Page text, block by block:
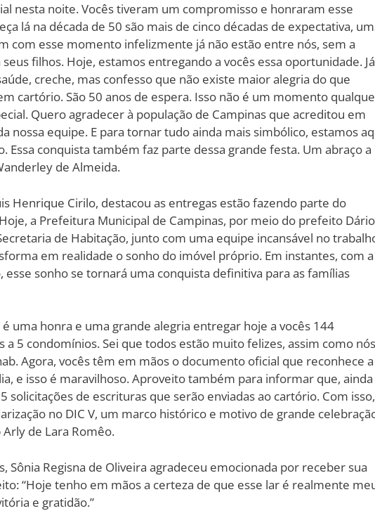
nesta noite. Vocês tiveram um compromisso e honraram esse
lá na década de 50 são mais de cinco décadas de expectativa,
com esse momento infelizmente já não estão entre nós, sem a
filhos. Hoje, estamos entregando a vocês essa oportunidade. Já
creche, mas confesso que não existe maior alegria do que
cartório. São 50 anos de espera. Isso não é um momento
Quero agradecer à população de Campinas que acreditou em
nossa equipe. E para tornar tudo ainda mais simbólico, estamos
Essa conquista também faz parte dessa grande festa. Um abraço a
de Almeida.
Henrique Cirilo, destacou as entregas estão fazendo parte do
a Prefeitura Municipal de Campinas, por meio do prefeito Dário
de Habitação, junto com uma equipe incansável no
em realidade o sonho do imóvel próprio. Em instantes, com a
sonho se tornará uma conquista definitiva para as famílias
uma honra e uma grande alegria entregar hoje a vocês 144
5 condomínios. Sei que todos estão muito felizes, assim como nós
Agora, vocês têm em mãos o documento oficial que reconhece a
e isso é maravilhoso. Aproveito também para informar que, ainda
solicitações de escrituras que serão enviadas ao cartório. Com isso,
no DIC V, um marco histórico e motivo de grande
de Lara Romêo.
Sônia Regisna de Oliveira agradeceu emocionada por receber sua
“Hoje tenho em mãos a certeza de que esse lar é realmente
e gratidão.”